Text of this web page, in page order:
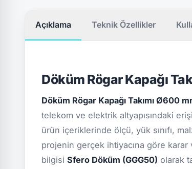
Açıklama Teknik Özellikler
Döküm Rögar Kapağı
Döküm Rögar Kapağı Takımı Ø600
telekom ve elektrik altyapısındaki
ürün içeriklerinde ölçü, yük sınıfı,
projenin gerçek ihtiyacına göre
bilgisi Sfero Döküm (GGG50) olarak